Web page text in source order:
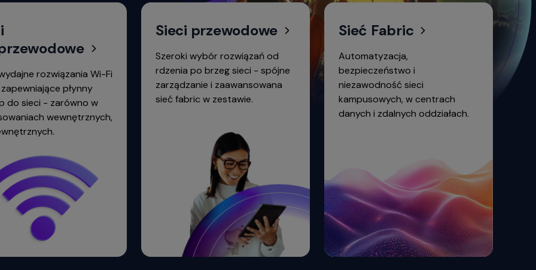
rozwiązania Wi-Fi
płynny
do sieci - zarówno w
wewnętrznych,
Sieci przewodowe
Szeroki wybór rozwiązań od
rdzenia po brzeg sieci - spójne
zarządzanie i zaawansowana
sieć fabric w zestawie.
Sieć Fabric
Automatyzacja,
bezpieczeństwo i
niezawodność sieci
kampusowych, w centrach
danych i zdalnych oddziałach.